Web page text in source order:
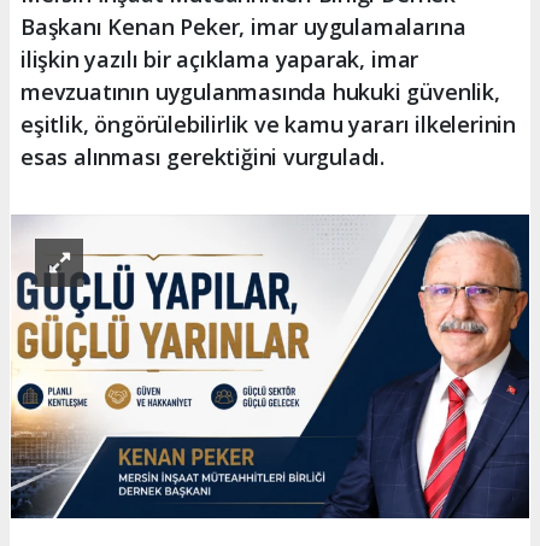
Başkanı Kenan Peker, imar uygulamalarına
ilişkin yazılı bir açıklama yaparak, imar
mevzuatının uygulanmasında hukuki güvenlik,
eşitlik, öngörülebilirlik ve kamu yararı ilkelerinin
esas alınması gerektiğini vurguladı.